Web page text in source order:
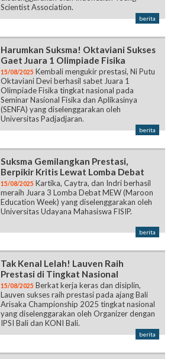
Scientist Association.
berita
Harumkan Suksma! Oktaviani Sukses
Gaet Juara 1 Olimpiade Fisika
15/08/2025 Kembali mengukir prestasi, Ni Putu
Oktaviani Devi berhasil sabet Juara 1
Olimpiade Fisika tingkat nasional pada
Seminar Nasional Fisika dan Aplikasinya
(SENFA) yang diselenggarakan oleh
Universitas Padjadjaran.
berita
Suksma Gemilangkan Prestasi,
Berpikir Kritis Lewat Lomba Debat
15/08/2025 Kartika, Caytra, dan Indri berhasil
meraih Juara 3 Lomba Debat MEW (Maroon
Education Week) yang diselenggarakan oleh
Universitas Udayana Mahasiswa FISIP.
berita
Tak Kenal Lelah! Lauven Raih
Prestasi di Tingkat Nasional
15/08/2025 Berkat kerja keras dan disiplin,
Lauven sukses raih prestasi pada ajang Bali
Arisaka Championship 2025 tingkat nasional
yang diselenggarakan oleh Organizer dengan
IPSI Bali dan KONI Bali.
berita